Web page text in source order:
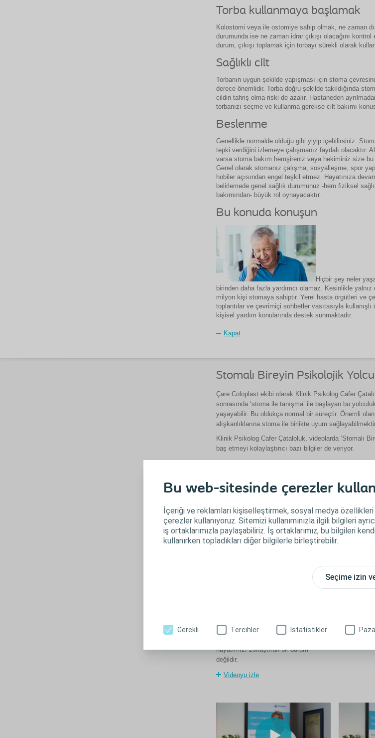
Bu web-sitesinde çerezler
İçeriği ve reklamları kişiselleştirmek, sosyal medya
çerezler kullanıyoruz. Sitemizi kullanımınızla ilgili bilgileri
iş ortaklarımızla paylaşabiliriz. İş ortaklarımız, bu bilgileri
kullanırken topladıkları diğer bilgilerle birleştirebilir.
Seçime izin
Gerekli Tercihler İstatistikler
Torba kullanmaya başlamak
Kolostomi veya ile ostomiye sahip olmak, ne zaman
durumunda ise ne zaman idrar çıkışı olacağını
durum, çıkışı toplamak için torbayı sürekli olarak
Sağlıklı cilt
Torbanın uygun şekilde yapışması için stoma
derece önemlidir. Torba doğru şekilde takıldığında
cildin tahriş olma riski de azalır. Hastaneden
torbanızı seçme ve kullanma gerekse cilt bakımı
Beslenme
Genellikle normalde olduğu gibi yiyip içebilirsiniz.
tepki verdiğini izlemeye çalışmanız faydalı olacaktır.
varsa stoma bakım hemşireniz veya hekiminiz size
Genel olarak stomanız çalışma, sosyalleşme, spor
hobiler açısından engel teşkil etmez. Hayatınıza
belirlemede genel sağlık durumunuz -hem fiziksel
bakımından- büyük rol oynayacaktır.
Bu konuda konuşun
Hiçbir şey neler
birinden daha fazla yardımcı olamaz. Kesinlikle
milyon kişi stomaya sahiptir. Yerel hasta örgütleri ve
toplantılar ve çevrimiçi sohbetler vasıtasıyla
kişisel yardım konularında destek sunmaktadır.
Kapat
Stomalı Bireyin Psikolojik
Çare Coloplast ekibi olarak Klinik Psikolog Cafer
sonrasında ‘stoma ile tanışma’ ile başlayan bu
yaşayabilir. Bu oldukça normal bir süreçtir. Önemli
alışkanlıklarına stoma ile birlikte uyum
Klinik Psikolog Cafer Çataloluk, videolarda ‘Stomalı
baş etmeyi kolaylaştırıcı bazı bilgiler de veriyor.
Stomalı birey kimdir?
Bedeninin bir bölümü cerrahi müdahale
hayatımızı zorlaştıran bir durum
değildir.
Videoyu izle
Stoma
Stomaya
yeniden